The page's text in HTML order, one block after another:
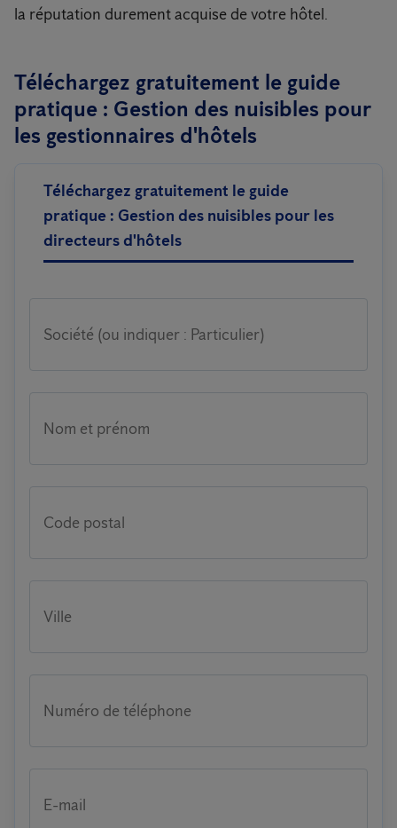
la réputation durement acquise de votre hôtel.
Téléchargez gratuitement le guide
pratique : Gestion des nuisibles pour
les gestionnaires d'hôtels
Téléchargez gratuitement le guide
pratique : Gestion des nuisibles pour les
directeurs d'hôtels
Société (ou indiquer : Particulier)
Nom et prénom
Code postal
Ville
Numéro de téléphone
E-mail